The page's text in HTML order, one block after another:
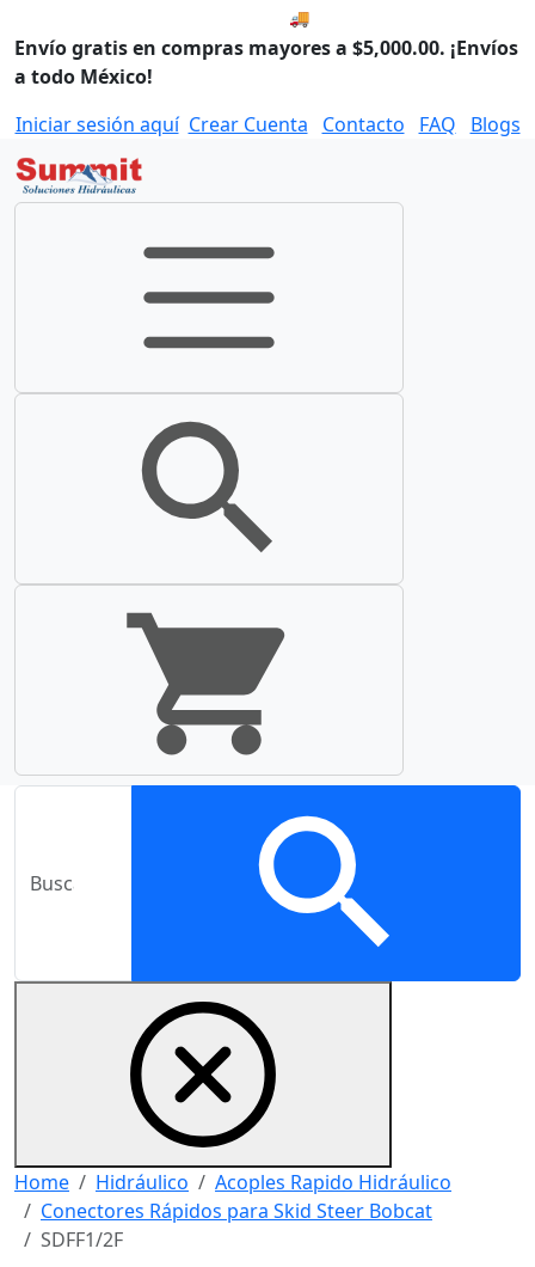
🚚 Envío el Lunes, 10 de
Envío gratis en compras mayores a $5,000.00. ¡Envíos
a todo México!
Iniciar sesión aquí Crear Cuenta Contacto FAQ Blogs
Home Hidráulico
Acoples Rapido Hidráulico
Conectores Rápidos para Skid Steer Bobcat
SDFF1/2F